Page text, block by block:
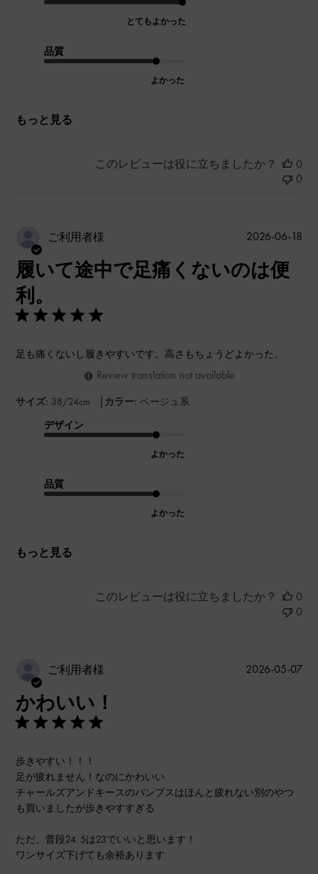
とてもよかった
品質
よかった
もっと見る
このレビューは役に立ちましたか？
0
0
ご利用者様
履いて途中で足痛くないのは便
利。
足も痛くないし履きやすいです。高さもちょうどよかった。
サイズ: 38/24cm | カラー: ベージュ系
デザイン
よかった
品質
よかった
もっと見る
Review translation not available
公
2026-06-18
このレビューは役に立ちましたか？
0
0
ご利用者様
かわいい！
歩きやすい！！！
足が疲れません！なのにかわいい
チャールズアンドキースのパンプスはほんと疲れない別のやつ
も買いましたが歩きやすすぎる
ただ、普段24. 5は23でいいと思います！
ワンサイズ下げても余裕あります
公
2026-05-07